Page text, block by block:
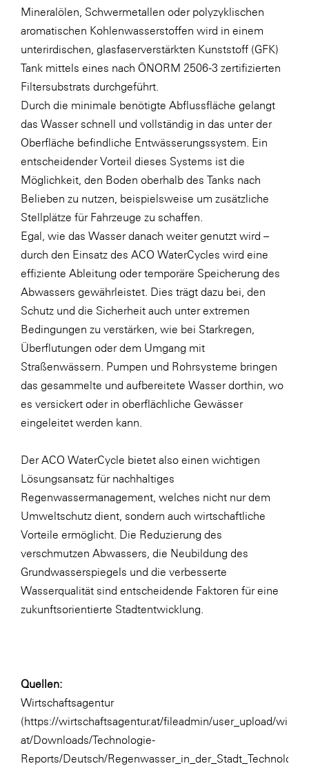
Mineralölen, Schwermetallen oder polyzyklischen
aromatischen Kohlenwasserstoffen wird in einem
unterirdischen, glasfaserverstärkten Kunststoff (GFK)
Tank mittels eines nach ÖNORM 2506-3 zertifizierten
Filtersubstrats durchgeführt.
Durch die minimale benötigte Abflussfläche gelangt
das Wasser schnell und vollständig in das unter der
Oberfläche befindliche Entwässerungssystem. Ein
entscheidender Vorteil dieses Systems ist die
Möglichkeit, den Boden oberhalb des Tanks nach
Belieben zu nutzen, beispielsweise um zusätzliche
Stellplätze für Fahrzeuge zu schaffen.
Egal, wie das Wasser danach weiter genutzt wird –
durch den Einsatz des ACO WaterCycles wird eine
effiziente Ableitung oder temporäre Speicherung des
Abwassers gewährleistet. Dies trägt dazu bei, den
Schutz und die Sicherheit auch unter extremen
Bedingungen zu verstärken, wie bei Starkregen,
Überflutungen oder dem Umgang mit
Straßenwässern. Pumpen und Rohrsysteme bringen
das gesammelte und aufbereitete Wasser dorthin, wo
es versickert oder in oberflächliche Gewässer
eingeleitet werden kann.
Der ACO WaterCycle bietet also einen wichtigen
Lösungsansatz für nachhaltiges
Regenwassermanagement, welches nicht nur dem
Umweltschutz dient, sondern auch wirtschaftliche
Vorteile ermöglicht. Die Reduzierung des
verschmutzen Abwassers, die Neubildung des
Grundwasserspiegels und die verbesserte
Wasserqualität sind entscheidende Faktoren für eine
zukunftsorientierte Stadtentwicklung.
Quellen:
Wirtschaftsagentur
(https://wirtschaftsagentur.at/fileadmin/user_upload/
at/Downloads/Technologie-
Reports/Deutsch/